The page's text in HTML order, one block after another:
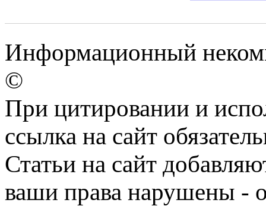
Информационный
©
При цитировании и
ссылка на сайт
Статьи на сайт
ваши права нарушены -